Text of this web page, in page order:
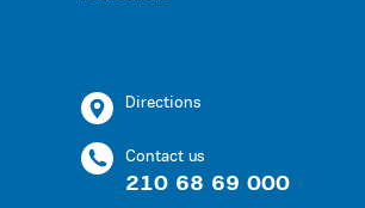
Directions
Contact us
210 68 69 000